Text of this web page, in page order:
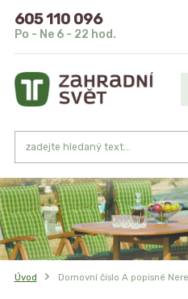
605 110 096
Po - Ne 6 - 22 hod.
Úvod Domovní číslo A popisné